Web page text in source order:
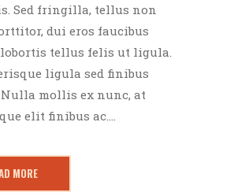
Sed fringilla, tellus non
dui eros faucibus
tellus felis ut ligula.
ligula sed finibus
mollis ex nunc, at
elit finibus ac....
MORE